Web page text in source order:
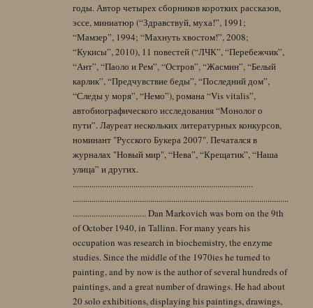
годы. Автор четырех сборников коротких рассказов,
эссе, миниатюр (“Здравствуй, муха!”, 1991;
“Мамзер”, 1994; “Махнуть хвостом!”, 2008;
“Кукисы”, 2010), 11 повестей (“ЛЧК”, “Перебежчик”,
“Ант”, “Паоло и Рем”, “Остров”, “Жасмин”, “Белый
карлик”, “Предчувствие беды”, “Последний дом”,
“Следы у моря”, “Немо”), романа “Vis vitalis”,
автобиографического исследования “Монолог о
пути”. Лауреат нескольких литературных конкурсов,
номинант "Русского Букера 2007". Печатался в
журналах "Новый мир", “Нева”, “Крещатик”, “Наша
улица” и других.
......................................................................................
.......................................................................................................
................................... Dan Markovich was born on the 9th
of October 1940, in Tallinn. For many years his
occupation was research in biochemistry, the enzyme
studies. Since the middle of the 1970ies he turned to
painting, and by now is the author of several hundreds of
paintings, and a great number of drawings. He had about
20 solo exhibitions, displaying his paintings, drawings,